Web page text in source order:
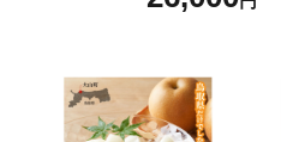
桜桃 産地直送 サクランボ チ